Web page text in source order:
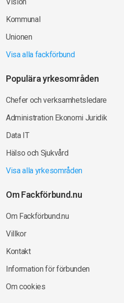
Kommunal
Unionen
Visa alla fackförbund
Populära yrkesområden
Chefer och verksamhetsledare
Administration Ekonomi Juridik
Data IT
Hälso och Sjukvård
Visa alla yrkesområden
Om Fackförbund.nu
Om Fackförbund.nu
Villkor
Kontakt
Information för förbunden
Om cookies